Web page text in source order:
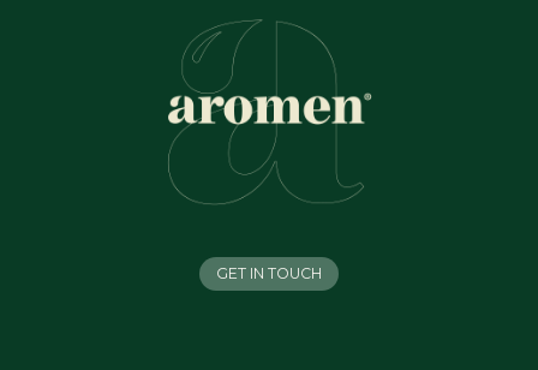
GET IN TOUCH